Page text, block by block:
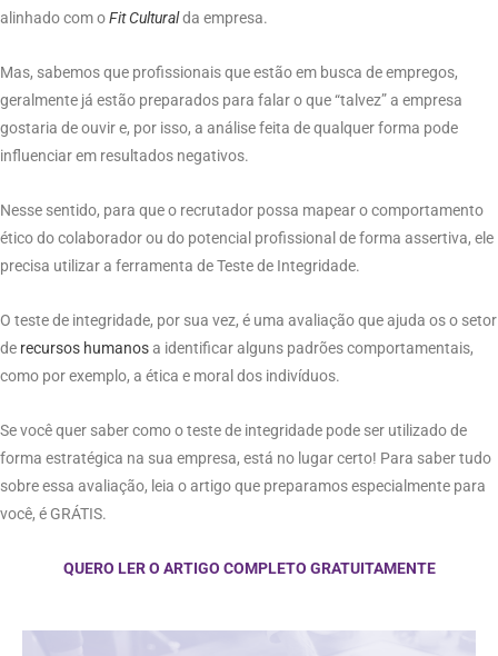
alinhado com oFit Culturalda empresa.
Mas, sabemos que profissionais que estão em busca de empregos,
geralmente já estão preparados para falar o que “talvez” a empresa
gostaria de ouvir e, por isso, a análise feita de qualquer forma pode
influenciar em resultados negativos.
Nesse sentido, para que o recrutador possa mapear o comportamento
ético do colaborador ou do potencial profissional de forma assertiva, ele
precisa utilizar a ferramenta de Teste de Integridade.
O teste de integridade, por sua vez, é uma avaliação que ajuda os o setor
de recursos humanosa identificar alguns padrões comportamentais,
como por exemplo, a ética e moral dos indivíduos.
Se você quer saber como o teste de integridade pode ser utilizado de
forma estratégica na sua empresa, está no lugar certo! Para saber tudo
sobre essa avaliação, leia o artigo que preparamos especialmente para
você, é GRÁTIS.
QUERO LER O ARTIGO COMPLETO GRATUITAMENTE